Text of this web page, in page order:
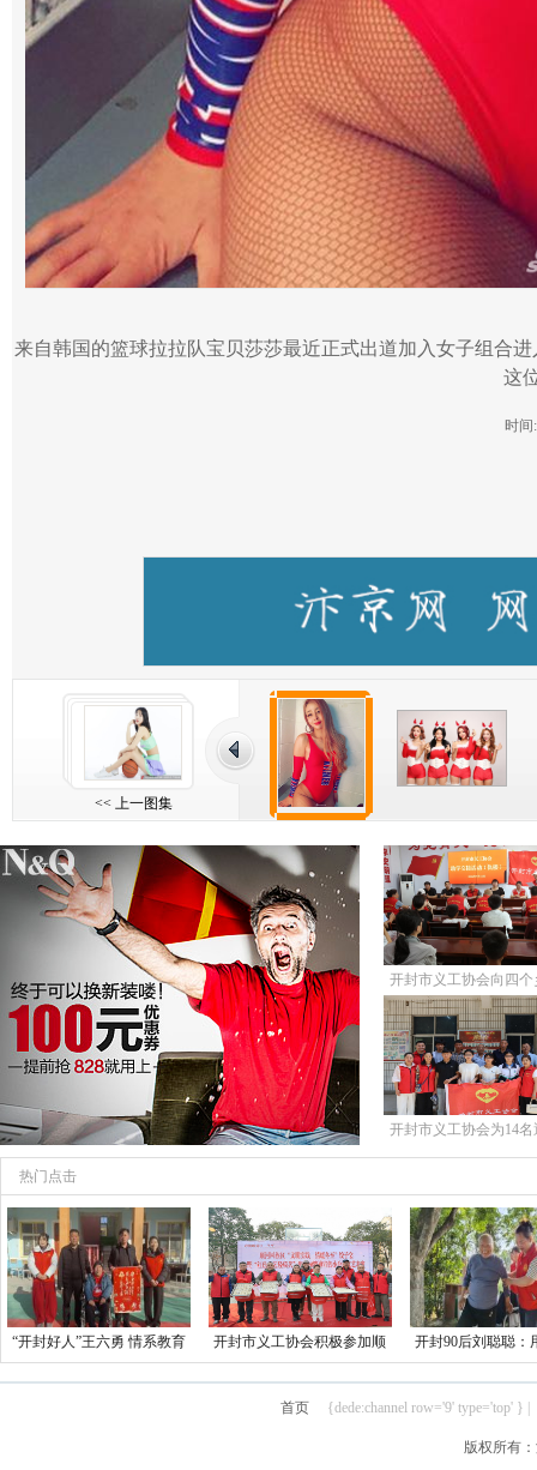
来自韩国的篮球拉拉队宝贝莎莎最近正式出道加入女子组合
这
时间
<< 上一图集
开封市义工协会向四个
20名遇困生发
开封市义工协会为14
生发放13000
热门点击
“开封好人”王六勇 情系教育
开封市义工协会积极参加顺
开封90后刘聪聪：
首页 {dede:channel row='9' type='top' } |
版权所有